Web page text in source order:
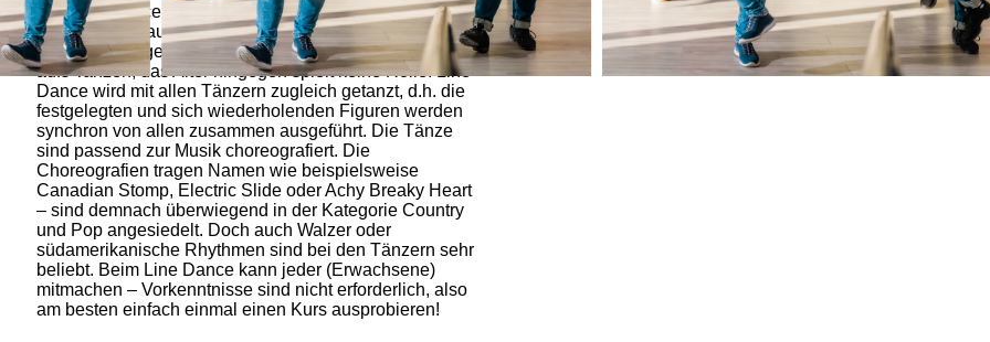
Der Line-Dance Kurs eignet sich für jeden, der zwei
Füße hat und auf 8 zählen kann. Weitere
Voraussetzungen sind die Freude am Lernen und Lust
aufs Tanzen, das Alter hingegen spielt keine Rolle. Line
Dance wird mit allen Tänzern zugleich getanzt, d.h. die
festgelegten und sich wiederholenden Figuren werden
synchron von allen zusammen ausgeführt. Die Tänze
sind passend zur Musik choreografiert. Die
Choreografien tragen Namen wie beispielsweise
Canadian Stomp, Electric Slide oder Achy Breaky Heart
– sind demnach überwiegend in der Kategorie Country
und Pop angesiedelt. Doch auch Walzer oder
südamerikanische Rhythmen sind bei den Tänzern sehr
beliebt. Beim Line Dance kann jeder (Erwachsene)
mitmachen – Vorkenntnisse sind nicht erforderlich, also
am besten einfach einmal einen Kurs ausprobieren!